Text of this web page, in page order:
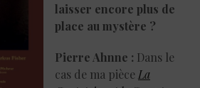
laisser encore plus de
place au mystère ?
Pierre Ahnne : Dans le
cas de ma pièce La